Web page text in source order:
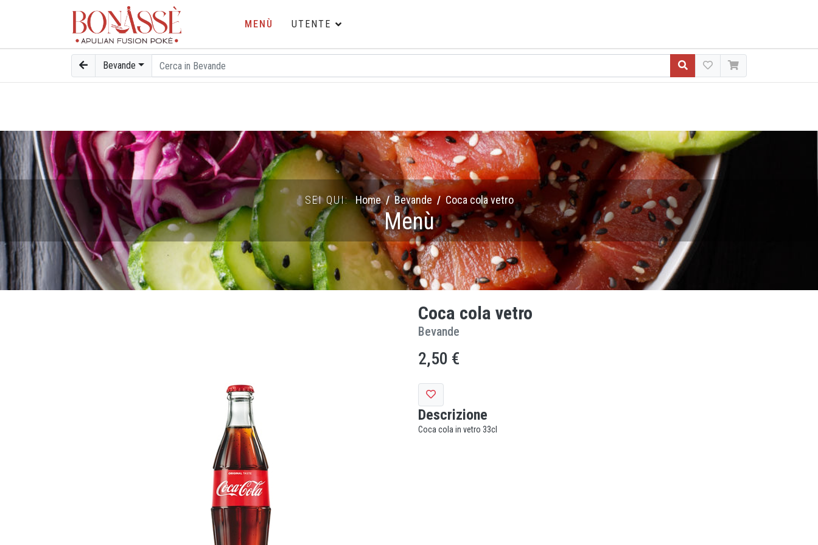
MENÙ UTENTE
Bevande
SEI QUI:Home Bevande Coca cola vetro
Menù
Coca cola vetro
Bevande
2,50 €
Descrizione
Coca cola in vetro 33cl